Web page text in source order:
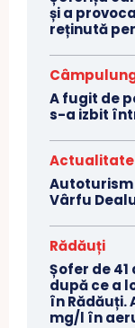
și a
reținută
A fugit de
s-a izbit
Actualitate
Vârfu
Rădăuți
Șofer de
după ce a
în Rădăuți.
mg/l în